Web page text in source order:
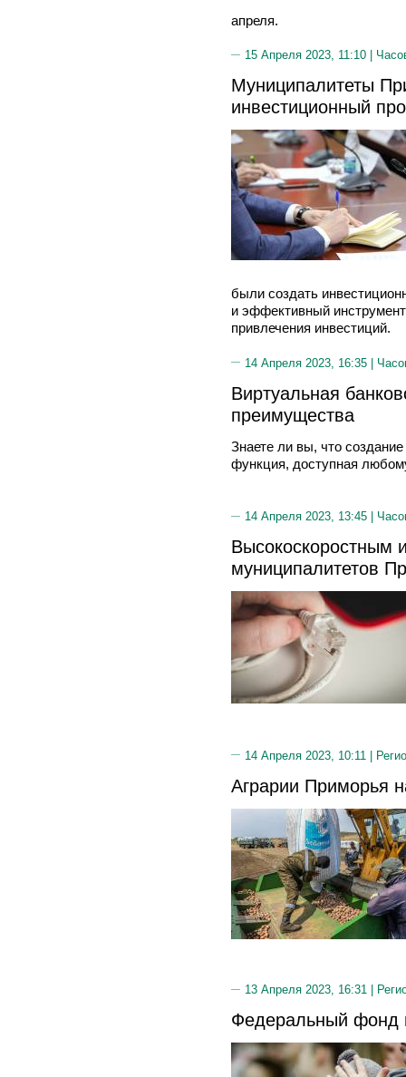
апреля.
15 Апреля 2023, 11:10 |
Муниципалитеты
инвестиционный
были создать
и эффективный инструмент
привлечения инвестиций.
14 Апреля 2023, 16:35 |
Виртуальная
преимущества
Знаете ли вы, что
функция, доступная
14 Апреля 2023, 13:45 |
Высокоскоростным
муниципалитетов
14 Апреля 2023, 10:11 |
Аграрии Приморья
13 Апреля 2023, 16:31 |
Федеральный фонд